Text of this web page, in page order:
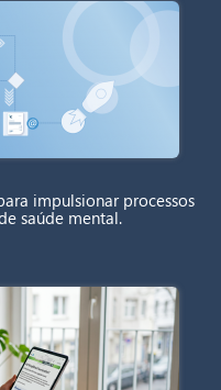
impulsionar processos
saúde mental.